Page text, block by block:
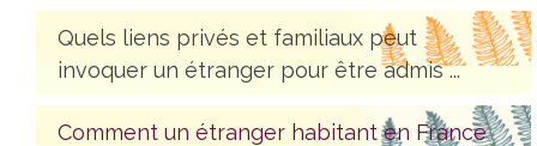
Quels liens privés et familiaux peut
invoquer un étranger pour être admis ...
Comment un étranger habitant en France